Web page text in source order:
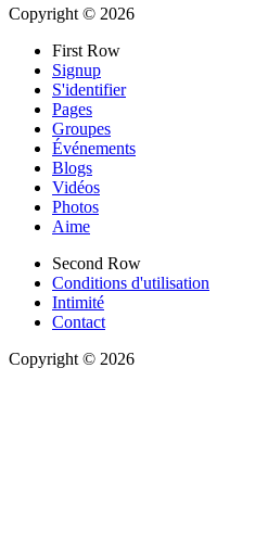
Copyright © 2026
First Row
Signup
S'identifier
Pages
Groupes
Événements
Blogs
Vidéos
Photos
Aime
Second Row
Conditions d'utilisation
Intimité
Contact
Copyright © 2026